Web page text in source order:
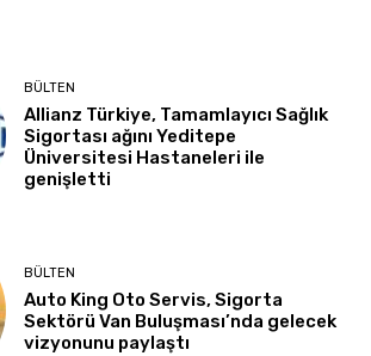
BÜLTEN
Allianz Türkiye, Tamamlayıcı Sağlık
Sigortası ağını Yeditepe
Üniversitesi Hastaneleri ile
genişletti
BÜLTEN
Auto King Oto Servis, Sigorta
Sektörü Van Buluşması’nda gelecek
vizyonunu paylaştı